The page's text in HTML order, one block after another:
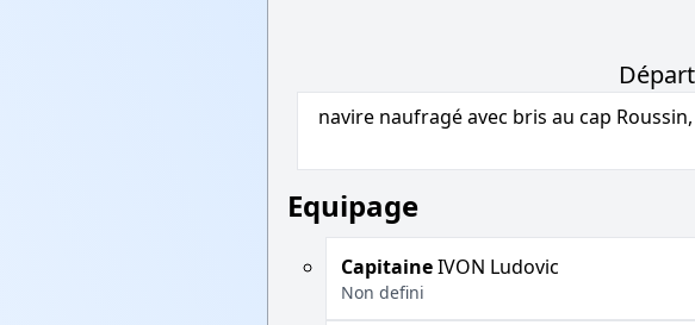
navire naufragé avec bris au cap
Equipage
CapitaineIVON Ludovic
Non defini